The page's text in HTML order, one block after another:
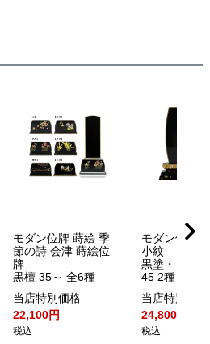
モダン位牌 蒔絵 季
節の詩 会津 蒔絵位
牌
黒檀 35～ 全6種
当店特別価格
22,100
税込
モダン位牌
小紋
黒塗・うる
45 2種
当店特別価格
24,800
税込